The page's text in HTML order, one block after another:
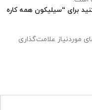
برای “سیلیکون همه کاره
موردنیاز علامت‌گذاری